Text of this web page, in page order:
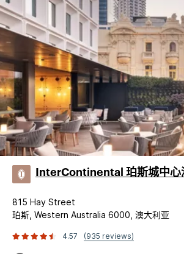
InterContinental 珀斯城中心
815 Hay Street
珀斯, Western Australia 6000, 澳大利亚
4.57 (935 reviews)